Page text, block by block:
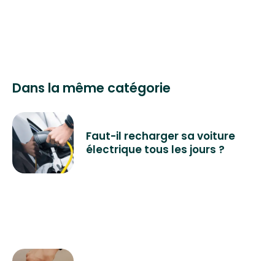
Dans la même catégorie
Faut-il recharger sa voiture
électrique tous les jours ?